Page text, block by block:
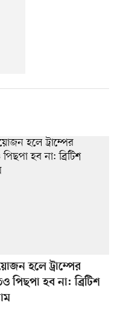
হলে ট্রাম্পের
পিছপা হব না: ব্রিটিশ